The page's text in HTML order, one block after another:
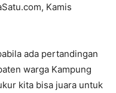
Kamis
ada pertandingan
warga Kampung
kita bisa juara untuk